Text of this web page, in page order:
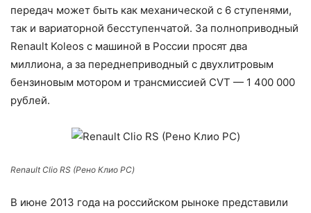
передач может быть как механической с 6 ступенями,
так и вариаторной бесступенчатой. За полноприводный
Renault Koleos с машиной в России просят два
миллиона, а за переднеприводный с двухлитровым
бензиновым мотором и трансмиссией CVT — 1 400 000
рублей.
Renault Clio RS (Рено Клио РС)
В июне 2013 года на российском рыноке представили